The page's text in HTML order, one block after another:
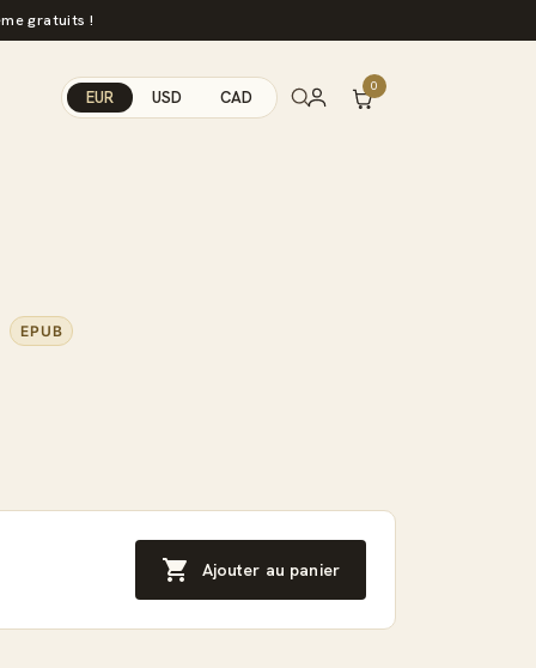
gratuits !
EUR USD CAD
0
EPUB
 Ajouter au panier